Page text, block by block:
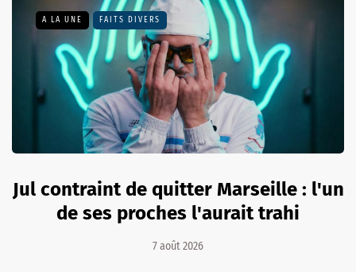
A LA UNE FAITS DIVERS
Jul contraint de quitter Marseille : l'un
de ses proches l'aurait trahi
7 août 2026